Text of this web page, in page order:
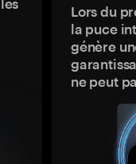
Lors du
la puce
génère
ne peut